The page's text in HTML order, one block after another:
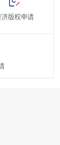
济版权申请